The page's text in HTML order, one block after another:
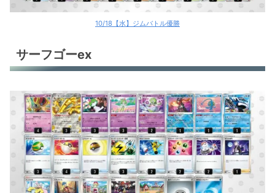
10/18【水】ジムバトル優勝
サーフゴーex